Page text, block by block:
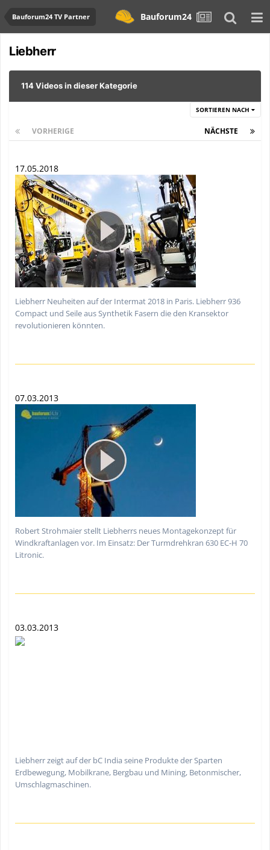
Bauforum24 TV Partner Bauforum24
Liebherr
114 Videos in dieser Kategorie
SORTIEREN NACH
VORHERIGE NÄCHSTE
17.05.2018
Liebherr Neuheiten auf der Intermat 2018 in Paris. Liebherr 936
Compact und Seile aus Synthetik Fasern die den Kransektor
revolutionieren könnten.
07.03.2013
Robert Strohmaier stellt Liebherrs neues Montagekonzept für
Windkraftanlagen vor. Im Einsatz: Der Turmdrehkran 630 EC-H 70
Litronic.
03.03.2013
Liebherr zeigt auf der bC India seine Produkte der Sparten
Erdbewegung, Mobilkrane, Bergbau und Mining, Betonmischer,
Umschlagmaschinen.